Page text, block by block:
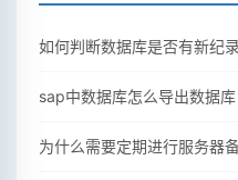
如何判断数据库是否有新纪
sap中数据库怎么导出数据库
为什么需要定期进行服务器备